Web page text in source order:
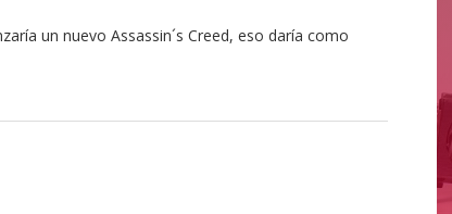
un nuevo Assassin´s Creed, eso daría como